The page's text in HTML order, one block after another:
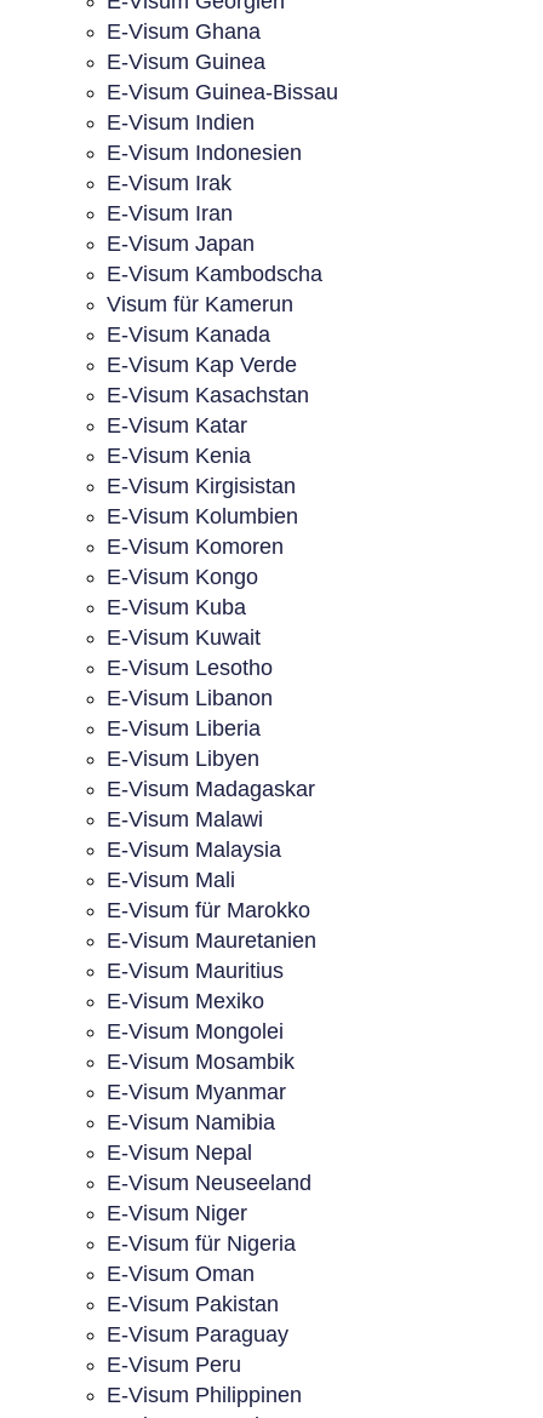
E-Visum Ghana
E-Visum Guinea
E-Visum Guinea-Bissau
E-Visum Indien
E-Visum Indonesien
E-Visum Irak
E-Visum Iran
E-Visum Japan
E-Visum Kambodscha
Visum für Kamerun
E-Visum Kanada
E-Visum Kap Verde
E-Visum Kasachstan
E-Visum Katar
E-Visum Kenia
E-Visum Kirgisistan
E-Visum Kolumbien
E-Visum Komoren
E-Visum Kongo
E-Visum Kuba
E-Visum Kuwait
E-Visum Lesotho
E-Visum Libanon
E-Visum Liberia
E-Visum Libyen
E-Visum Madagaskar
E-Visum Malawi
E-Visum Malaysia
E-Visum Mali
E-Visum für Marokko
E-Visum Mauretanien
E-Visum Mauritius
E-Visum Mexiko
E-Visum Mongolei
E-Visum Mosambik
E-Visum Myanmar
E-Visum Namibia
E-Visum Nepal
E-Visum Neuseeland
E-Visum Niger
E-Visum für Nigeria
E-Visum Oman
E-Visum Pakistan
E-Visum Paraguay
E-Visum Peru
E-Visum Philippinen